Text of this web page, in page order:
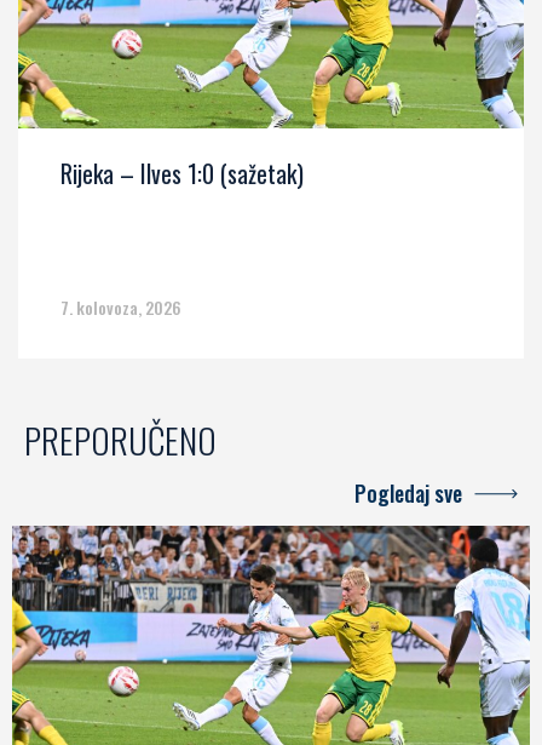
Rijeka – Ilves 1:0 (sažetak)
7. kolovoza, 2026
PREPORUČENO
Pogledaj sve